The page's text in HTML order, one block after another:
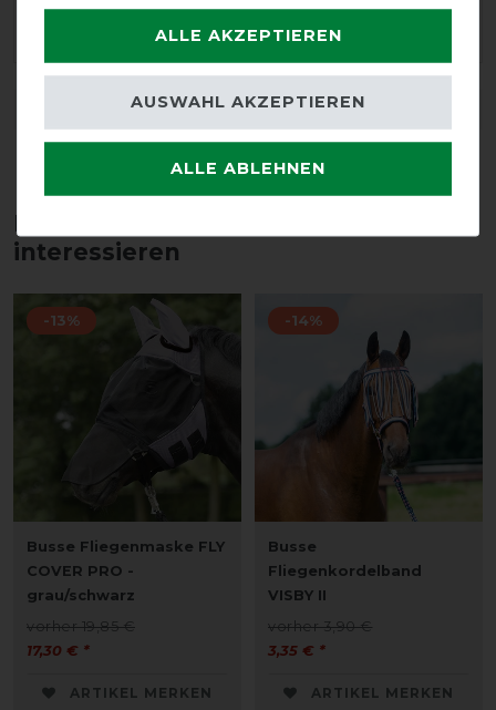
DETAILS ZUR PRODUKTSICHERHEIT
Diese Produkte könnten dich auch
interessieren
-13%
Busse Fliegenmaske FLY
COVER PRO -
grau/schwarz
vorher 19,85 €
17,30 € *
ARTIKEL MERKEN
-14%
Busse
Fliegenkordelband
VISBY II
vorher 3,90 €
3,35 € *
ARTIKEL MERKEN
ALLE AKZEPTIEREN
ALLE ABLEHNEN
AUSWAHL AKZEPTIEREN